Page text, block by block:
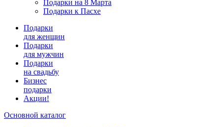
Подарки на 8 Марта
Подарки к Пасхе
Подарки
для женщин
Подарки
для мужчин
Подарки
на свадьбу
Бизнес
подарки
Акции!
Основной каталог